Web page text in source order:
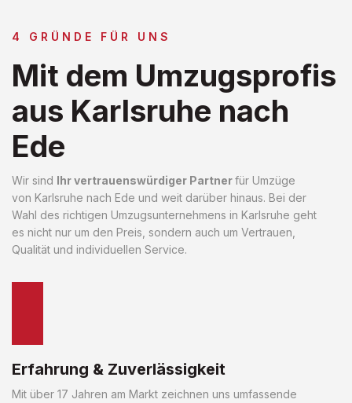
4 GRÜNDE FÜR UNS
Mit dem Umzugsprofis
aus Karlsruhe nach
Ede
Wir sind Ihr vertrauenswürdiger Partnerfür Umzüge
von Karlsruhe nach Ede und weit darüber hinaus. Bei der
Wahl des richtigen Umzugsunternehmens in Karlsruhe geht
es nicht nur um den Preis, sondern auch um Vertrauen,
Qualität und individuellen Service.
Erfahrung & Zuverlässigkeit
Mit über 17 Jahren am Markt zeichnen uns umfassende